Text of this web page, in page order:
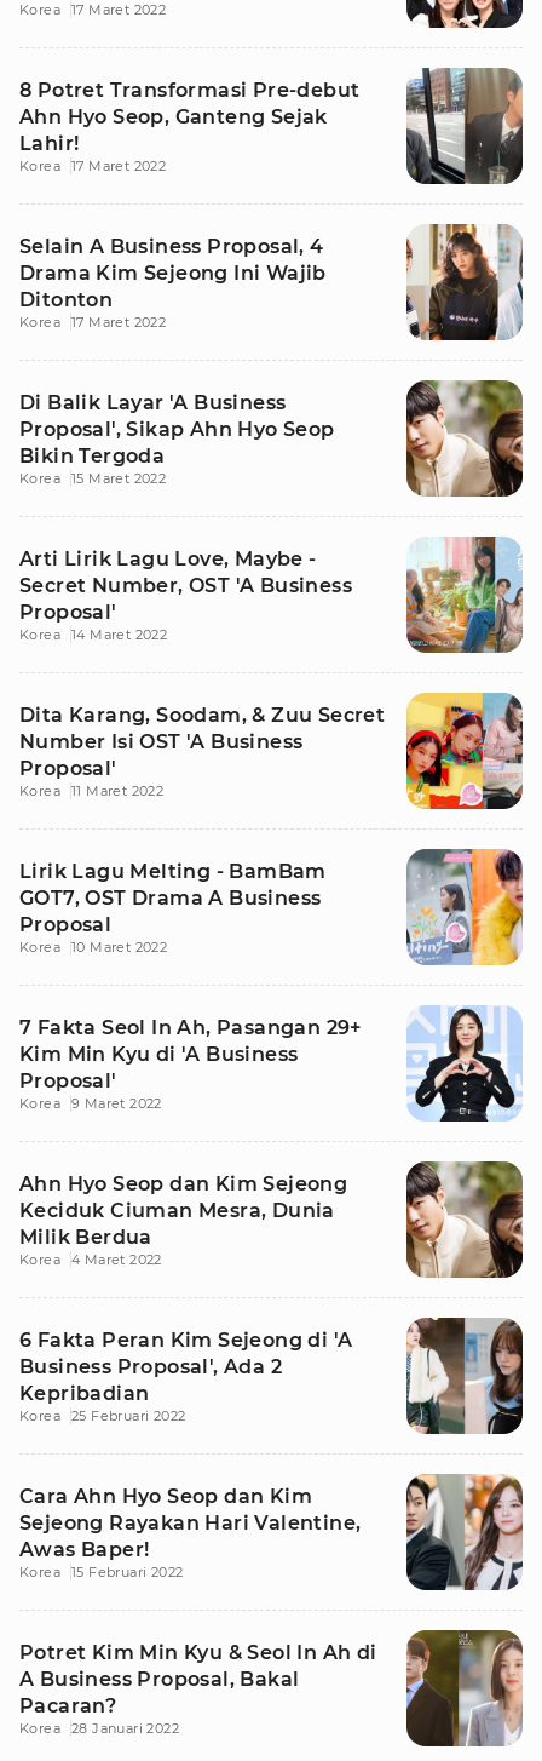
Korea 17 Maret 2022
8 Potret Transformasi Pre-debut
Ahn Hyo Seop, Ganteng Sejak
Lahir!
Korea 17 Maret 2022
Selain A Business Proposal, 4
Drama Kim Sejeong Ini Wajib
Ditonton
Korea 17 Maret 2022
Di Balik Layar 'A Business
Proposal', Sikap Ahn Hyo Seop
Bikin Tergoda
Korea 15 Maret 2022
Arti Lirik Lagu Love, Maybe -
Secret Number, OST 'A Business
Proposal'
Korea 14 Maret 2022
Dita Karang, Soodam, & Zuu Secret
Number Isi OST 'A Business
Proposal'
Korea 11 Maret 2022
Lirik Lagu Melting - BamBam
GOT7, OST Drama A Business
Proposal
Korea 10 Maret 2022
7 Fakta Seol In Ah, Pasangan 29+
Kim Min Kyu di 'A Business
Proposal'
Korea 9 Maret 2022
Ahn Hyo Seop dan Kim Sejeong
Keciduk Ciuman Mesra, Dunia
Milik Berdua
Korea 4 Maret 2022
6 Fakta Peran Kim Sejeong di 'A
Business Proposal', Ada 2
Kepribadian
Korea 25 Februari 2022
Cara Ahn Hyo Seop dan Kim
Sejeong Rayakan Hari Valentine,
Awas Baper!
Korea 15 Februari 2022
Potret Kim Min Kyu & Seol In Ah di
A Business Proposal, Bakal
Pacaran?
Korea 28 Januari 2022